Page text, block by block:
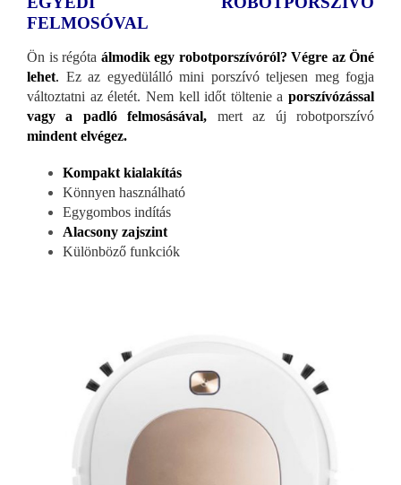
FELMOSÓVAL
Ön is régóta álmodik egy robotporszívóról? Végre az Öné
lehet. Ez az egyedülálló mini porszívó teljesen meg fogja
változtatni az életét. Nem kell időt töltenie a porszívózással
vagy a padló felmosásával, mert az új robotporszívó
mindent elvégez.
Kompakt kialakítás
Könnyen használható
Egygombos indítás
Alacsony zajszint
Különböző funkciók